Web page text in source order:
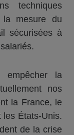
techniques
la mesure du
sécurisées à
empêcher la
nos
la France, le
les États-Unis.
de la crise